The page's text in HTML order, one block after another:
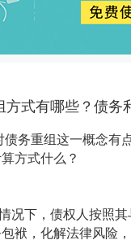
式有哪些？债务
务重组这一概念有
方式什么？
况下，债权人按照
袱，化解法律风险